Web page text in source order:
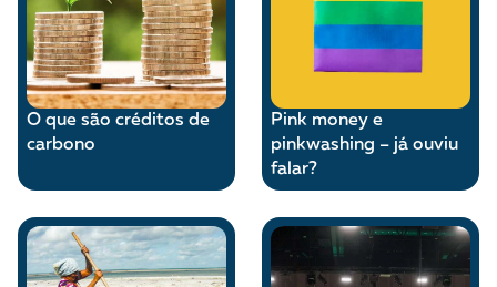
O que são créditos de
carbono
Pink money e
pinkwashing – já ouviu
falar?